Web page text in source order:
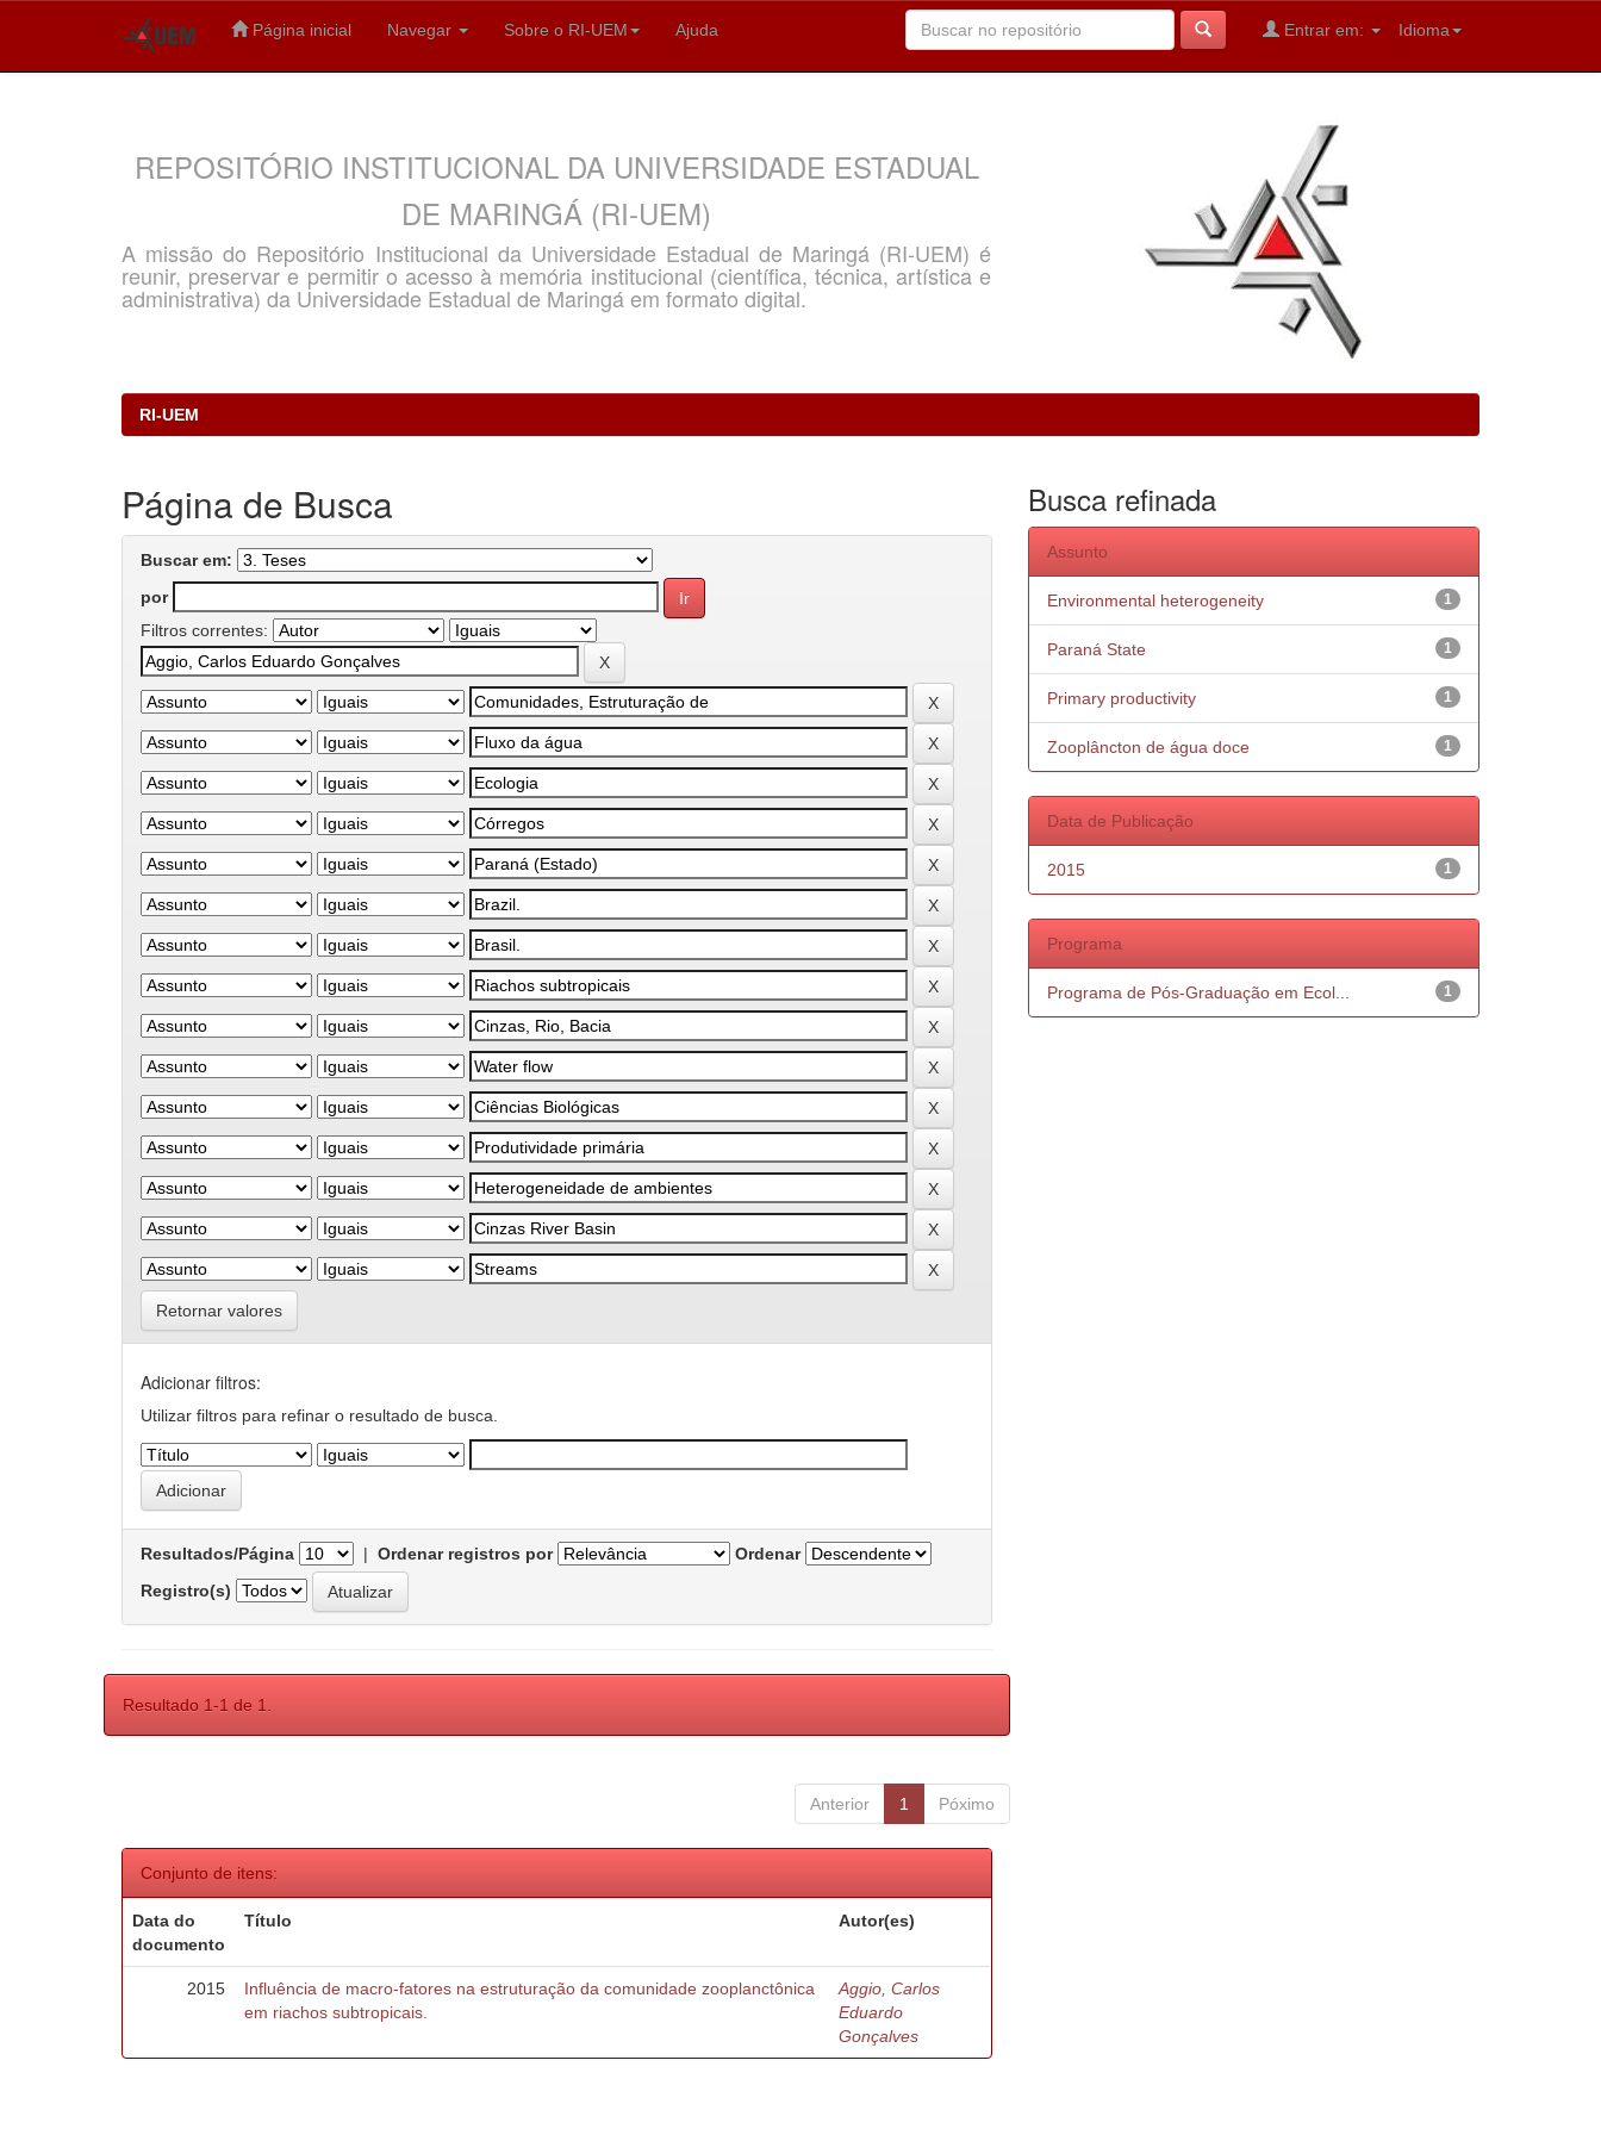
Página inicial Navegar Sobre o RI-UEM Ajuda Idioma
Entrar em:
REPOSITÓRIO INSTITUCIONAL DA UNIVERSIDADE ESTADUAL
DE MARINGÁ (RI-UEM)
A missão do Repositório Institucional da Universidade Estadual de Maringá (RI-UEM) é
reunir, preservar e permitir o acesso à memória institucional (científica, técnica, artística e
administrativa) da Universidade Estadual de Maringá em formato digital.
RI-UEM
Página de Busca
Buscar em:
por
Filtros correntes:
Retornar valores
Adicionar filtros:
Utilizar filtros para refinar o resultado de busca.
Resultados/Página | Ordenar registros por
Ordenar
Registro(s)
Resultado 1-1 de 1.
Anterior 1 Póximo
Conjunto de itens:
Data do
documento
Título Autor(es)
2015
Influência de macro-fatores na estruturação da comunidade zooplanctônica
em riachos subtropicais.
Aggio, Carlos
Eduardo
Gonçalves
Busca refinada
Assunto
1
Environmental heterogeneity
1
Paraná State
1
Primary productivity
1
Zooplâncton de água doce
Data de Publicação
1
2015
Programa
1
Programa de Pós-Graduação em Ecol...